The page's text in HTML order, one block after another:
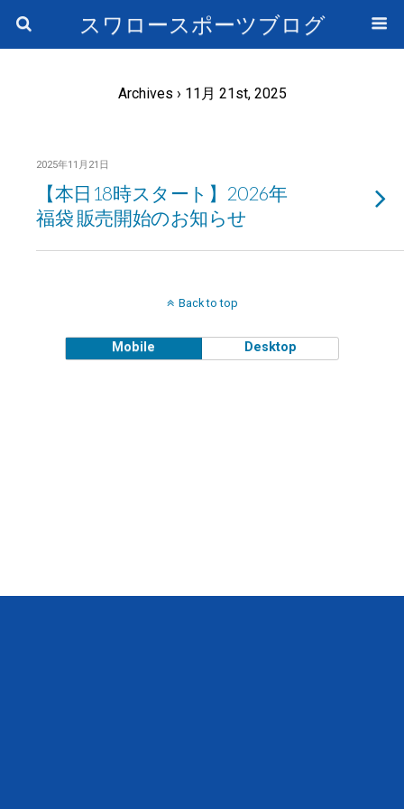
スワロースポーツブログ
Archives › 11月 21st, 2025
2025年11月21日
【本日18時スタート】2026年
福袋 販売開始のお知らせ
Back to top
Mobile Desktop